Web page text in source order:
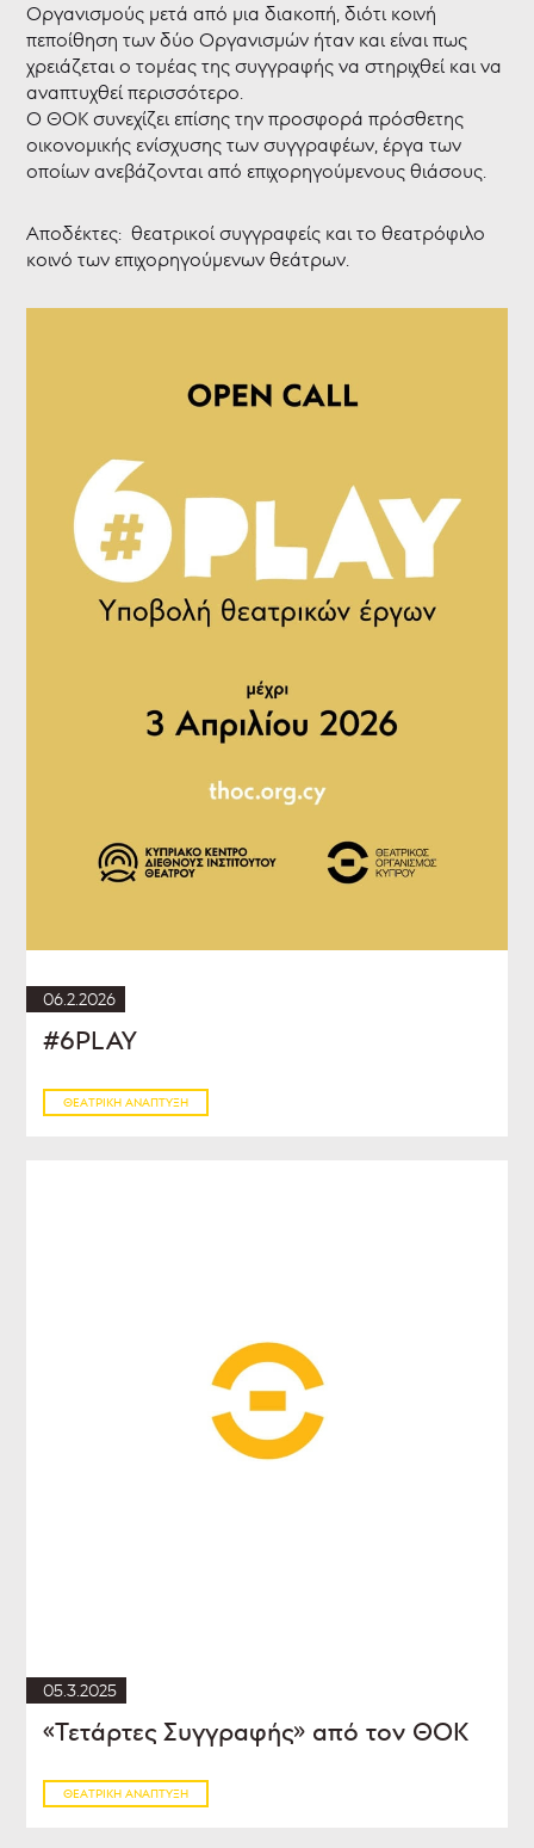
Οργανισμούς μετά από μια διακοπή, διότι κοινή
πεποίθηση των δύο Οργανισμών ήταν και είναι πως
χρειάζεται ο τομέας της συγγραφής να στηριχθεί και να
αναπτυχθεί περισσότερο.
Ο ΘΟΚ συνεχίζει επίσης την προσφορά πρόσθετης
οικονομικής ενίσχυσης των συγγραφέων, έργα των
οποίων ανεβάζονται από επιχορηγούμενους θιάσους.
Αποδέκτες: θεατρικοί συγγραφείς και το θεατρόφιλο
κοινό των επιχορηγούμενων θεάτρων.
06.2.2026
#6PLAY
ΘΕΑΤΡΙΚΉ ΑΝΆΠΤΥΞΗ
05.3.2025
«Τετάρτες Συγγραφής» από τον ΘΟΚ
ΘΕΑΤΡΙΚΉ ΑΝΆΠΤΥΞΗ
Θεατρικό
Καταφύγιο
Θεατρικό
Μουσείο
Κύπρου
Επιχορηγήσεις
-
Νέα